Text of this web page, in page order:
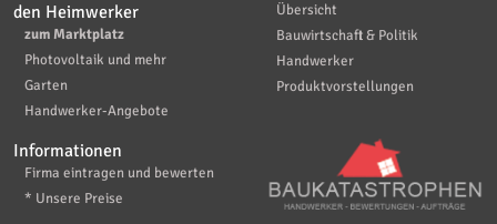
den Heimwerker
zum Marktplatz
Photovoltaik und mehr
Garten
Handwerker-Angebote
Übersicht
Bauwirtschaft & Politik
Handwerker
Produktvorstellungen
Informationen
Firma eintragen und bewerten
* Unsere Preise